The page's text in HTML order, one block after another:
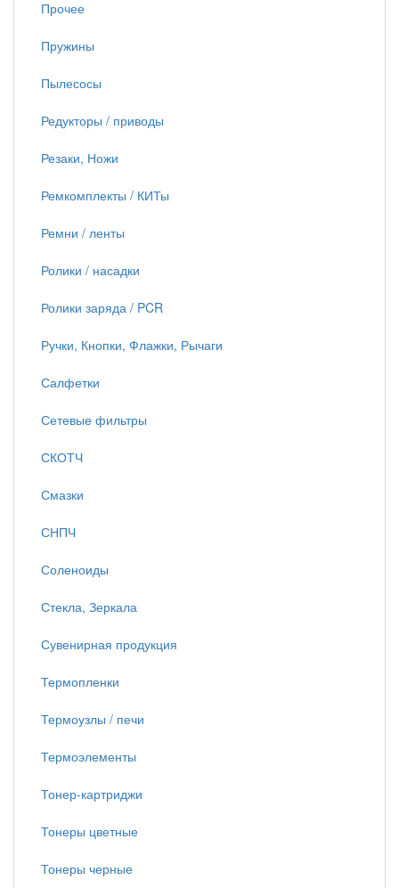
Прочее
Пружины
Пылесосы
Редукторы / приводы
Резаки, Ножи
Ремкомплекты / КИТы
Ремни / ленты
Ролики / насадки
Ролики заряда / PCR
Ручки, Кнопки, Флажки, Рычаги
Салфетки
Сетевые фильтры
СКОТЧ
Смазки
СНПЧ
Соленоиды
Стекла, Зеркала
Сувенирная продукция
Термопленки
Термоузлы / печи
Термоэлементы
Тонер-картриджи
Тонеры цветные
Тонеры черные